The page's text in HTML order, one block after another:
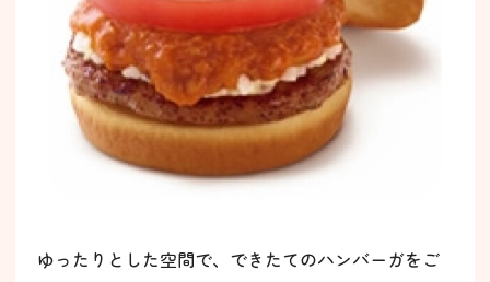
ゆったりとした空間で、できたてのハンバーガをご